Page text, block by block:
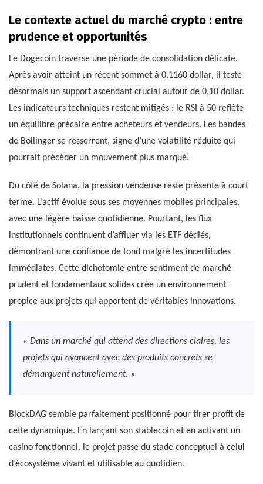
Le contexte actuel du marché crypto : entre
prudence et opportunités
Le Dogecoin traverse une période de consolidation délicate.
Après avoir atteint un récent sommet à 0,1160 dollar, il teste
désormais un support ascendant crucial autour de 0,10 dollar.
Les indicateurs techniques restent mitigés : le RSI à 50 reflète
un équilibre précaire entre acheteurs et vendeurs. Les bandes
de Bollinger se resserrent, signe d’une volatilité réduite qui
pourrait précéder un mouvement plus marqué.
Du côté de Solana, la pression vendeuse reste présente à court
terme. L’actif évolue sous ses moyennes mobiles principales,
avec une légère baisse quotidienne. Pourtant, les flux
institutionnels continuent d’affluer via les ETF dédiés,
démontrant une confiance de fond malgré les incertitudes
immédiates. Cette dichotomie entre sentiment de marché
prudent et fondamentaux solides crée un environnement
propice aux projets qui apportent de véritables innovations.
« Dans un marché qui attend des directions claires, les
projets qui avancent avec des produits concrets se
démarquent naturellement. »
BlockDAG semble parfaitement positionné pour tirer profit de
cette dynamique. En lançant son stablecoin et en activant un
casino fonctionnel, le projet passe du stade conceptuel à celui
d’écosystème vivant et utilisable au quotidien.